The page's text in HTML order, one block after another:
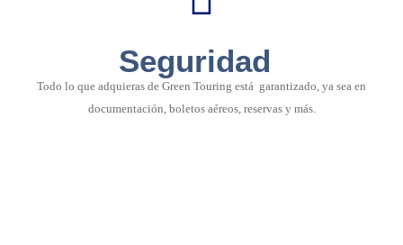
Seguridad
Todo lo que adquieras de Green Touring está garantizado, ya sea en
documentación, boletos aéreos, reservas y más.